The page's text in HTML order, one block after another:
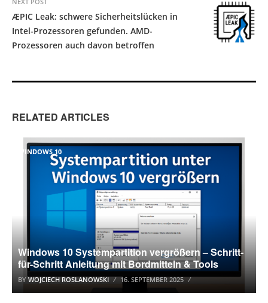
ÆPIC Leak: schwere Sicherheitslücken in
Intel-Prozessoren gefunden. AMD-
Prozessoren auch davon betroffen
RELATED ARTICLES
WINDOWS 10
Windows 10 Systempartition vergrößern – Schritt-
für-Schritt Anleitung mit Bordmitteln & Tools
BYWOJCIECH ROSLANOWSKI 16. SEPTEMBER 2025